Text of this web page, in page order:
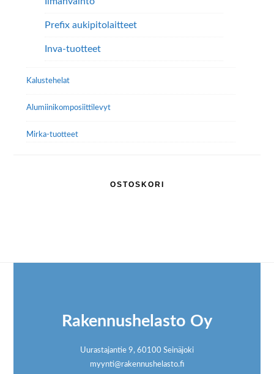
Prefix aukipitolaitteet
Inva-tuotteet
Kalustehelat
Alumiini­komposiitti­levyt
Mirka-tuotteet
OSTOSKORI
Rakennushelasto Oy
Uurastajantie 9, 60100 Seinäjoki
myynti@rakennushelasto.fi